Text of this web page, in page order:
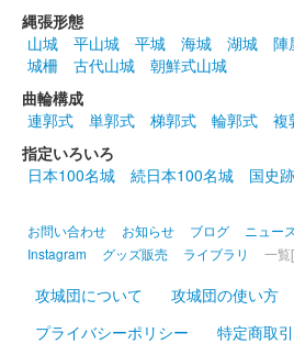
版
販売終了
鶴ヶ城（会津若松城
家紋
販売終了
会津若松城 御城印 オシ
販売終了
縄張形態
山城
平山城 平城 海城 湖城 陣
城柵
古代山城
朝鮮式山城
曲輪構成
連郭式
単郭式 梯郭式 輪郭式 複
指定いろいろ
日本100名城
続日本100名城 国史跡
お問い合わせ お知らせ ブログ ニュース
Instagram
グッズ販売 ライブラリ 一覧[
攻城団について 攻城団の使い方
プライバシーポリシー
特定商取